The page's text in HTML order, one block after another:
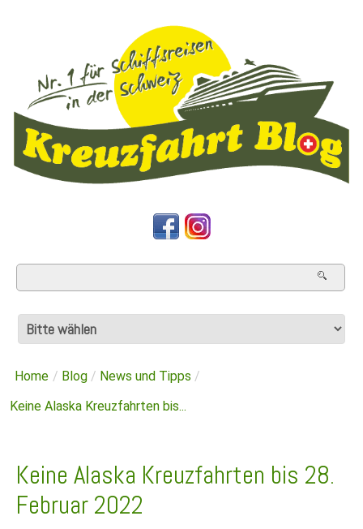
Home / Blog / News und Tipps /
Keine Alaska Kreuzfahrten bis...
Keine Alaska Kreuzfahrten bis 28.
Februar 2022